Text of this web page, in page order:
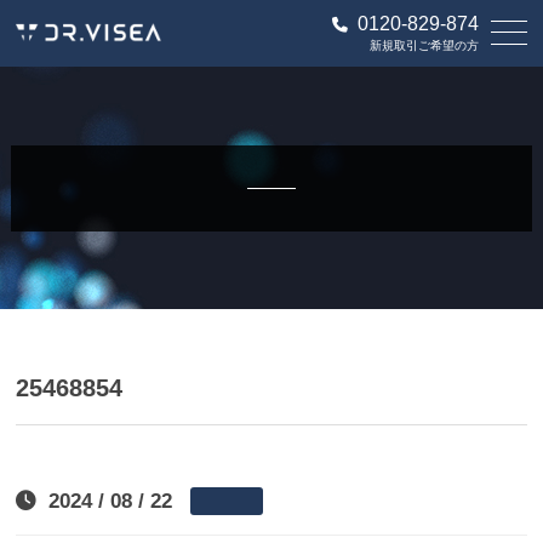
新規取引ご希望の方
0120-829-874
25468854
2024 / 08 / 22